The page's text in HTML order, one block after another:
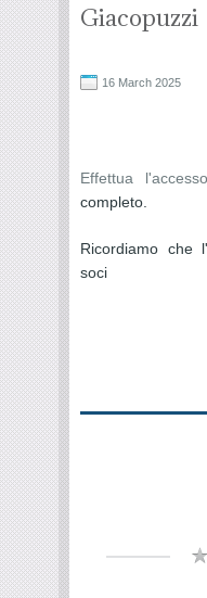
Giacopuzzi
16 March 2025
Effettua l'accesso
completo.
Ricordiamo che
soci